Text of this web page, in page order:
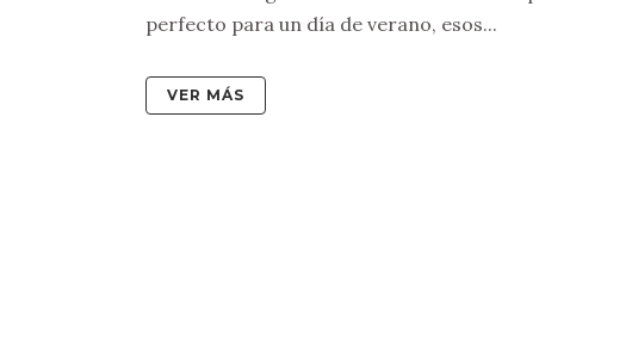
perfecto para un día de verano, esos...
VER MÁS